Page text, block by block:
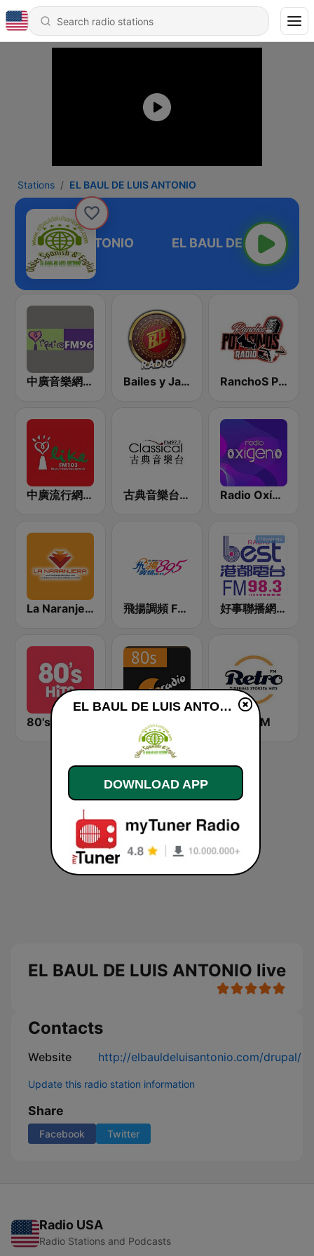
Stations EL BAUL DE LUIS ANTONIO
DE LUIS ANTONIO
中廣音樂網 i Radio FM96.3 Bailes y Jaripeos Potosinos RanchoS PotosinoS Radio
中廣流行網 I like radio 古典音樂台 Classical FM 97.7 Radio Oxígeno
La Naranjera de Sibers 飛揚調頻 FM 89.5 好事聯播網 港都983 Best Radio FM98.3
80's Hits Retro FM
EL BAUL DE LUIS ANTONIO live
Contacts
Website http://elbauldeluisantonio.com/drupal/
Update this radio station information
Share
Facebook Twitter
Radio USA
Radio Stations and Podcasts
EL BAUL DE LUIS ANTONIO live
DOWNLOAD APP